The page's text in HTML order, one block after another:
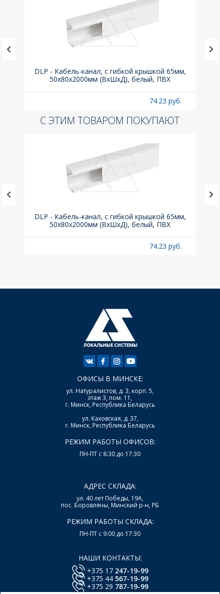
DLP - Кабель-канал, с гибкой крышкой 65мм,
50x80х2000мм (ВхШхД), белый, ПВХ
74.23 руб.
С ЭТИМ ТОВАРОМ ПОКУПАЮТ
DLP - Кабель-канал, с гибкой крышкой 65мм,
50x80х2000мм (ВхШхД), белый, ПВХ
74.23 руб.
ОФИСЫ В МИНСКЕ:
ул. Натуралистов, д. 3, корп. 5,
этаж 3, пом. 11,
г. Минск, Республика Беларусь
ул. Каховская, д. 37,
г. Минск, Республика Беларусь
РЕЖИМ РАБОТЫ ОФИСОВ:
ПН-ПТ с 8:30 до 17:30
АДРЕС СКЛАДА:
ул. 40 лет Победы, 19А,
пос. Боровляны, Минский р-н, РБ
РЕЖИМ РАБОТЫ СКЛАДА:
ПН-ПТ с 9:00 до 17:30
НАШИ КОНТАКТЫ:
+375 17 247-19-99
+375 44 567-19-99
+375 29 787-19-99